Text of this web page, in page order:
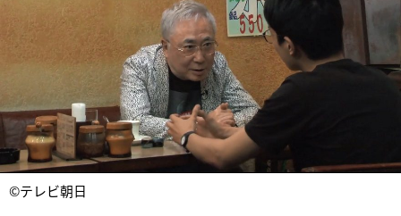
©テレビ朝日